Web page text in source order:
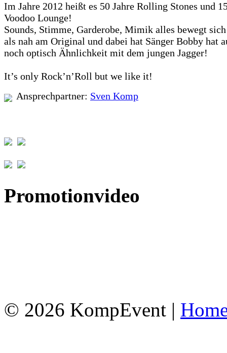
Im Jahre 2012 heißt es 50 Jahre Rolling Stones und
Voodoo Lounge!
Sounds, Stimme, Garderobe, Mimik alles bewegt
als nah am Original und dabei hat Sänger Bobby hat
noch optisch Ähnlichkeit mit dem jungen Jagger!
It’s only Rock’n’Roll but we like it!
Ansprechpartner: Sven Komp
Promotionvideo
© 2026 KompEvent |